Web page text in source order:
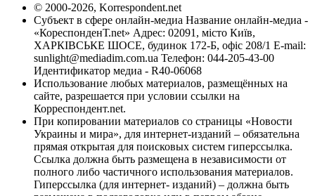
© 2000-2026, Korrespondent.net
Субъект в сфере онлайн-медиа Название онлайн-медиа -
«КореспонденТ.net» Адрес: 02091, місто Київ,
ХАРКІВСЬКЕ ШОСЕ, будинок 172-Б, офіс 208/1 E-mail:
sunlight@mediadim.com.ua Телефон: 044-205-43-00
Идентификатор медиа - R40-06068
Использование любых материалов, размещённых на
сайте, разрешается при условии ссылки на
Корреспондент.net.
При копировании материалов со страницы «Новости
Украины и мира», для интернет-изданий – обязательна
прямая открытая для поисковых систем гиперссылка.
Ссылка должна быть размещена в независимости от
полного либо частичного использования материалов.
Гиперссылка (для интернет- изданий) – должна быть